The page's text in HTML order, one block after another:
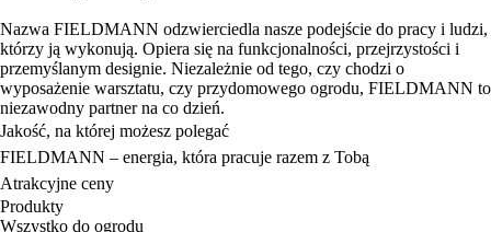
Nazwa FIELDMANN odzwierciedla nasze podejście do pracy i ludzi,
którzy ją wykonują. Opiera się na funkcjonalności, przejrzystości i
przemyślanym designie. Niezależnie od tego, czy chodzi o
wyposażenie warsztatu, czy przydomowego ogrodu, FIELDMANN to
niezawodny partner na co dzień.
Jakość, na której możesz polegać
FIELDMANN – energia, która pracuje razem z Tobą
Atrakcyjne ceny
Produkty
Wszystko do ogrodu